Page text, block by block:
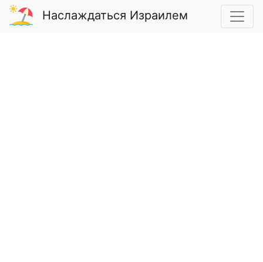
Наслаждаться Израилем